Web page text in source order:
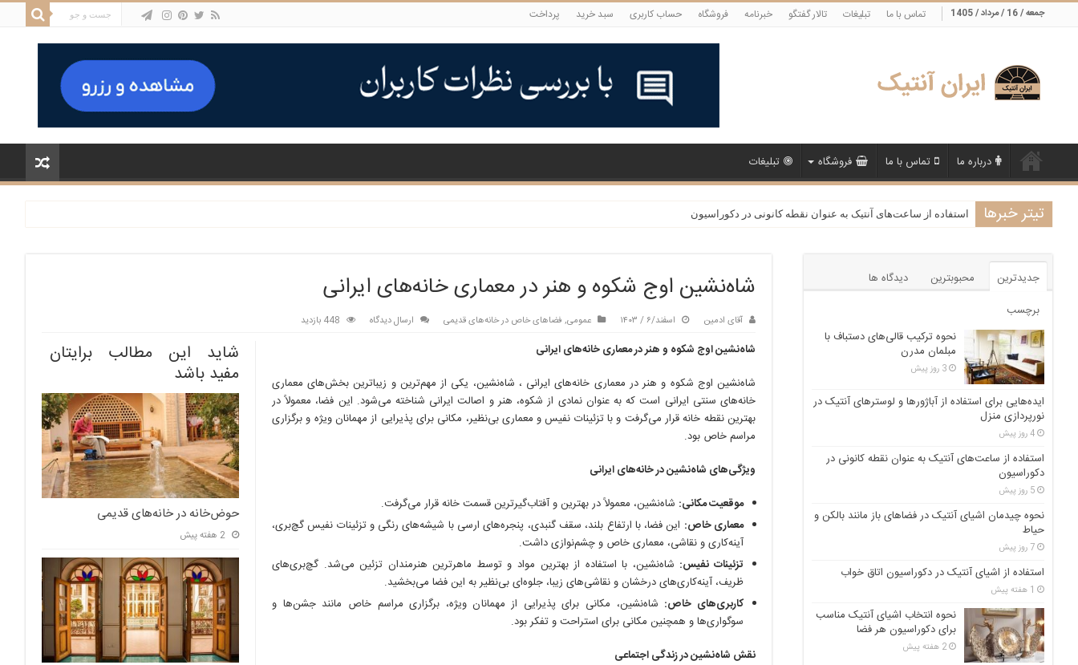
جمعه / 16 / مرداد / 1405 تماس با ما تبلیغات تالار گفتگو خبرنامه فروشگاه حساب کاربری سبد خرید پرداخت
درباره ما تماس با ما فروشگاه تبلیغات
تیتر خبرها استفاده از ساعت‌های آنتیک به عنوان نقطه کانونی در دکوراسیون
شاه‌نشین اوج شکوه و هنر در معماری خانه‌های ایرانی
آقای ادمین اسفند/۶ / ۱۴۰۳ عمومی, فضاهای خاص در خانه‌های قدیمی ارسال دیدگاه 448 بازدید
شاید این مطالب برایتان
مفید باشد
حوض‌خانه در خانه‌های قدیمی
2 هفته پیش
شاه‌نشین اوج شکوه و هنر در معماری خانه‌های ایرانی
شاه‌نشین اوج شکوه و هنر در معماری خانه‌های ایرانی ، شاه‌نشین، یکی از مهم‌ترین و زیباترین بخش‌های معماری
خانه‌های سنتی ایرانی است که به عنوان نمادی از شکوه، هنر و اصالت ایرانی شناخته می‌شود. این فضا، معمولاً در
بهترین نقطه خانه قرار می‌گرفت و با تزئینات نفیس و معماری بی‌نظیر، مکانی برای پذیرایی از مهمانان ویژه و برگزاری
مراسم خاص بود.
ویژگی‌های شاه‌نشین در خانه‌های ایرانی
موقعیت مکانی: شاه‌نشین، معمولاً در بهترین و آفتاب‌گیرترین قسمت خانه قرار می‌گرفت.
معماری خاص: این فضا، با ارتفاع بلند، سقف گنبدی، پنجره‌های ارسی با شیشه‌های رنگی و تزئینات نفیس گچ‌بری،
آینه‌کاری و نقاشی، معماری خاص و چشم‌نوازی داشت.
تزئینات نفیس: شاه‌نشین، با استفاده از بهترین مواد و توسط ماهرترین هنرمندان تزئین می‌شد. گچ‌بری‌های
ظریف، آینه‌کاری‌های درخشان و نقاشی‌های زیبا، جلوه‌ای بی‌نظیر به این فضا می‌بخشید.
کاربری‌های خاص: شاه‌نشین، مکانی برای پذیرایی از مهمانان ویژه، برگزاری مراسم خاص مانند جشن‌ها و
سوگواری‌ها و همچنین مکانی برای استراحت و تفکر بود.
نقش شاه‌نشین در زندگی اجتماعی
جدیدترین محبوبترین
دیدگاه ها
برچسب
نحوه ترکیب قالی‌های دستباف با
مبلمان مدرن
3 روز پیش
ایده‌هایی برای استفاده از آباژورها و لوسترهای آنتیک در
نورپردازی منزل
4 روز پیش
استفاده از ساعت‌های آنتیک به عنوان نقطه کانونی در
دکوراسیون
5 روز پیش
نحوه چیدمان اشیای آنتیک در فضاهای باز مانند بالکن و
حیاط
7 روز پیش
استفاده از اشیای آنتیک در دکوراسیون اتاق خواب
1 هفته پیش
نحوه انتخاب اشیای آنتیک مناسب
برای دکوراسیون هر فضا
2 هفته پیش